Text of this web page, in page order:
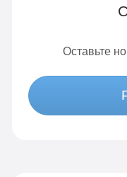
Оставьте